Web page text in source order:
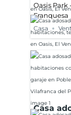
Oasis Park
Franquesa
Casa
Casa